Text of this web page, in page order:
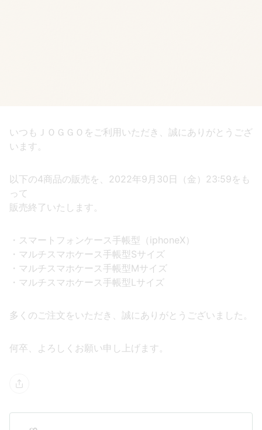
いつもＪＯＧＧＯをご利用いただき、誠にありがとうござ
います。
以下の4商品の販売を、2022年9月30日（金）23:59をも
って
販売終了いたします。
・スマートフォンケース手帳型（iphoneX）
・マルチスマホケース手帳型Sサイズ
・マルチスマホケース手帳型Mサイズ
・マルチスマホケース手帳型Lサイズ
多くのご注文をいただき、誠にありがとうございました。
何卒、よろしくお願い申し上げます。